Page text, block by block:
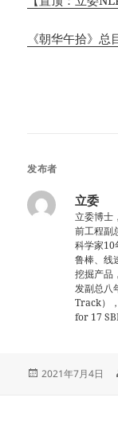
《朝华午拾》总
发布者
立委
立委博士
前工程副
科学家10
鲁棒、线
挖掘产品
发副总八
Track）
for 17
发
2021年7月4日